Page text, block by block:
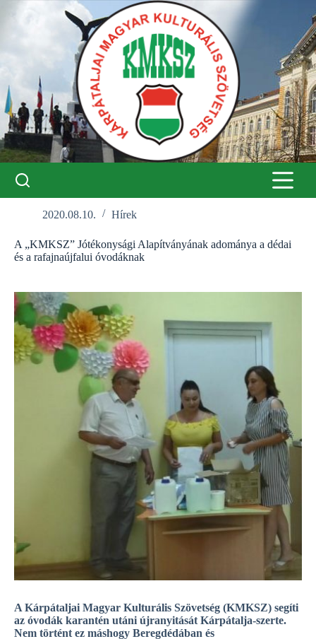
2020.08.10. Hírek
A „KMKSZ” Jótékonysági Alapítványának adománya a dédai
és a rafajnaújfalui óvodáknak
A Kárpátaljai Magyar Kulturális Szövetség (KMKSZ) segíti
az óvodák karantén utáni újranyitását Kárpátalja-szerte.
Nem történt ez máshogy Beregdédában és